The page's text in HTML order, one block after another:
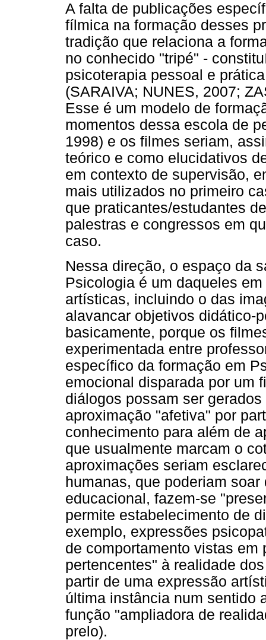
A falta de publicações
fílmica na formação desses
tradição que relaciona a
no conhecido "tripé" -
psicoterapia pessoal e
(SARAIVA; NUNES, 2007;
Esse é um modelo de
momentos dessa escola de
1998) e os filmes seriam,
teórico e como elucidativos
em contexto de supervisão,
mais utilizados no primeiro
que praticantes/estudantes
palestras e congressos em
caso.
Nessa direção, o espaço da
Psicologia é um daqueles
artísticas, incluindo o das
alavancar objetivos didático-
basicamente, porque os
experimentada entre
específico da formação em
emocional disparada por um
diálogos possam ser
aproximação "afetiva" por
conhecimento para além de
que usualmente marcam o
aproximações seriam
humanas, que poderiam
educacional, fazem-se
permite estabelecimento de
exemplo, expressões
de comportamento vistas em
pertencentes" à realidade
partir de uma expressão
última instância num sentido
função "ampliadora de
prelo).